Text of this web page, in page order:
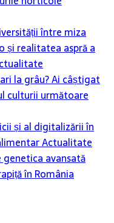
între miza
și realitatea aspră a
la grâu? Ai câștigat
culturii următoare
și al digitalizării în
Actualitate
genetica avansată
în România